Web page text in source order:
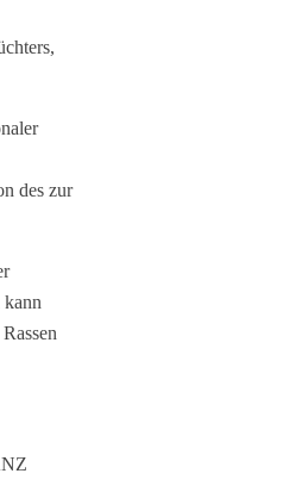
des zur
kann